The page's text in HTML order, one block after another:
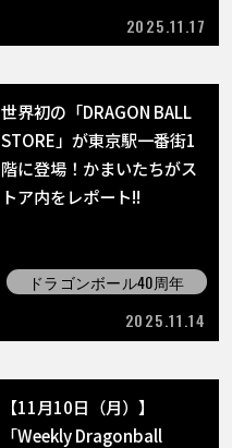
2025.11.17
世界初の「DRAGON BALL
STORE」が東京駅一番街1
階に登場！かまいたちがス
トア内をレポート!!
ドラゴンボール40周年
2025.11.14
【11月10日（月）】
「Weekly Dragonball